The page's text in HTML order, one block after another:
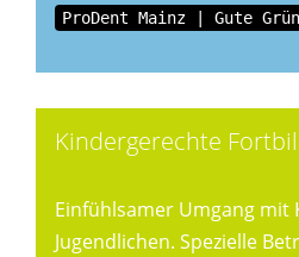
ProDent Mainz | Gute
Kindergerechte
Einfühlsamer Umgang mit
Jugendlichen. Spezielle